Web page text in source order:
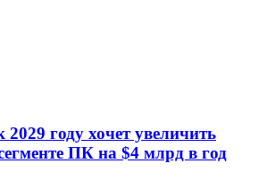
2029 году хочет увеличить
ПК на $4 млрд в год